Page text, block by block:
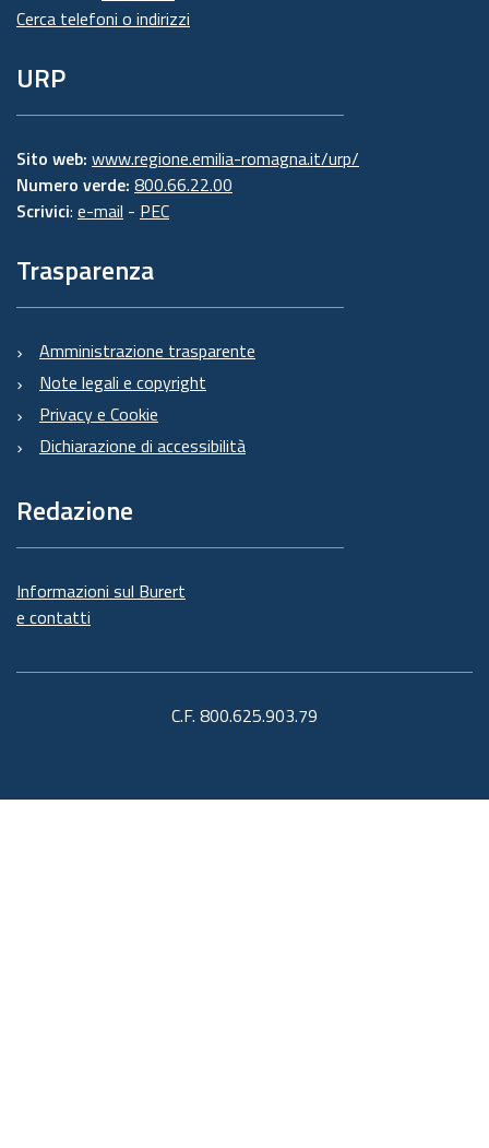
Cerca telefoni o indirizzi
URP
Sito web: www.regione.emilia-romagna.it/urp/
Numero verde: 800.66.22.00
Scrivici: e-mail - PEC
Trasparenza
Amministrazione trasparente
Note legali e copyright
Privacy e Cookie
Dichiarazione di accessibilità
Redazione
Informazioni sul Burert
e contatti
C.F. 800.625.903.79